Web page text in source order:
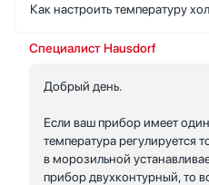
Как настроить температуру
Специалист Hausdorf
Добрый день.
Если ваш прибор имеет
температура регулируется
в морозильной
прибор двухконтурный, то